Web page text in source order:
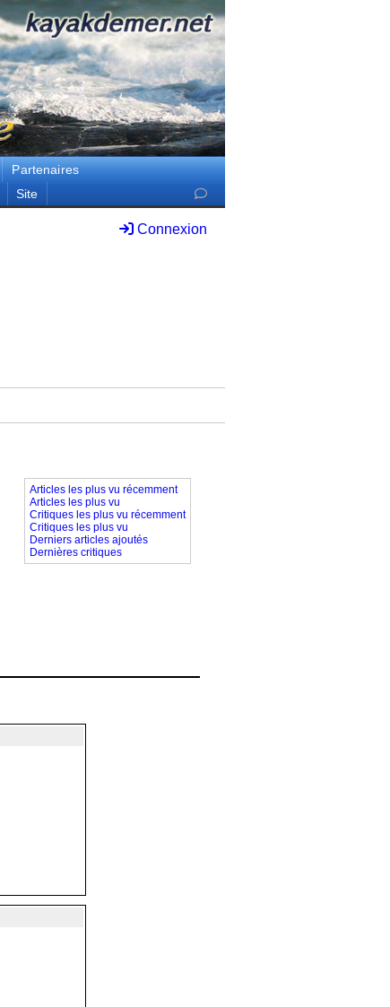
Partenaires
Site
Connexion
Articles les plus vu récemment
Articles les plus vu
Critiques les plus vu récemment
Critiques les plus vu
Derniers articles ajoutés
Dernières critiques